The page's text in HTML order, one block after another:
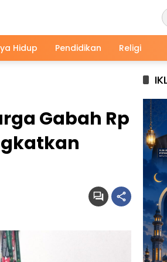
Hidup Pendidikan Religi
Gabah Rp